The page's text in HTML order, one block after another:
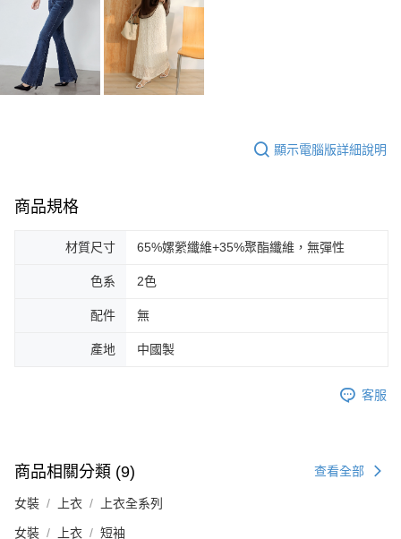
顯示電腦版詳細說明
商品規格
材質尺寸 65%嫘縈纖維+35%聚酯纖維，無彈性
色系 2色
配件 無
產地 中國製
客服
商品相關分類 (9) 查看全部
女裝 上衣 上衣全系列
女裝 上衣 短袖